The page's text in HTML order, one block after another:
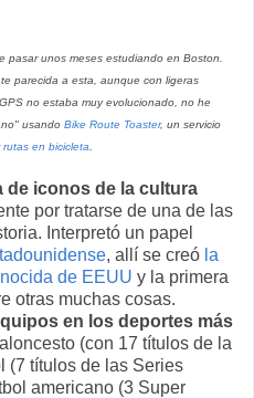
pasar unos meses estudiando en Boston.
parecida a esta, aunque con ligeras
no estaba muy evolucionado, no he
usando Bike Route Toaster, un servicio
en bicicleta
de iconos de la cultura
por tratarse de una de las
Interpretó un papel
, allí se creó la
de EEUU y la primera
otras muchas cosas.
en los deportes más
(con 17 títulos de la
(7 títulos de las Series
americano (3 Super